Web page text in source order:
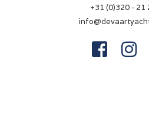
+31 (0)320 - 21
 